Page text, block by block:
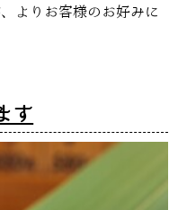
よりお客様のお好みに
す